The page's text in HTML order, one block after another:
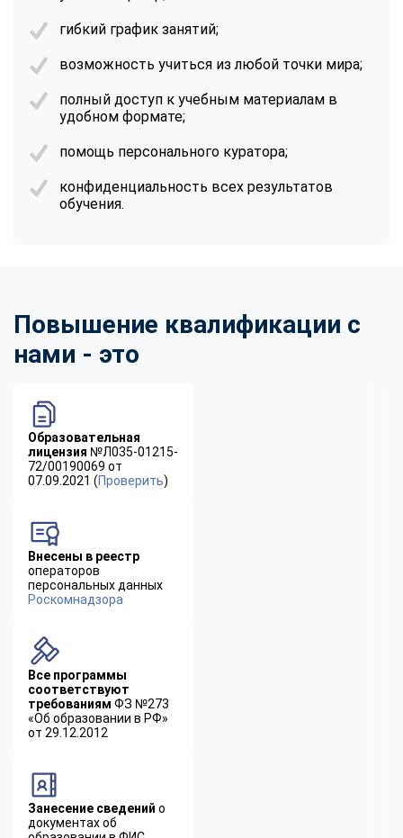
гибкий график занятий;
возможность учиться из любой точки мира;
полный доступ к учебным материалам в
удобном формате;
помощь персонального куратора;
конфиденциальность всех результатов
обучения.
Повышение квалификации с
нами - это
Образовательная
лицензия №Л035-01215-
72/00190069 от
07.09.2021 (Проверить)
Внесены в реестр
операторов
персональных данных
Роскомнадзора
Все программы
соответствуют
требованиям ФЗ №273
«Об образовании в РФ»
от 29.12.2012
Занесение сведений о
документах об